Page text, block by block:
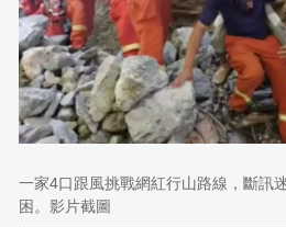
一家4口跟風挑戰網紅行山路線，斷訊
困。影片截圖